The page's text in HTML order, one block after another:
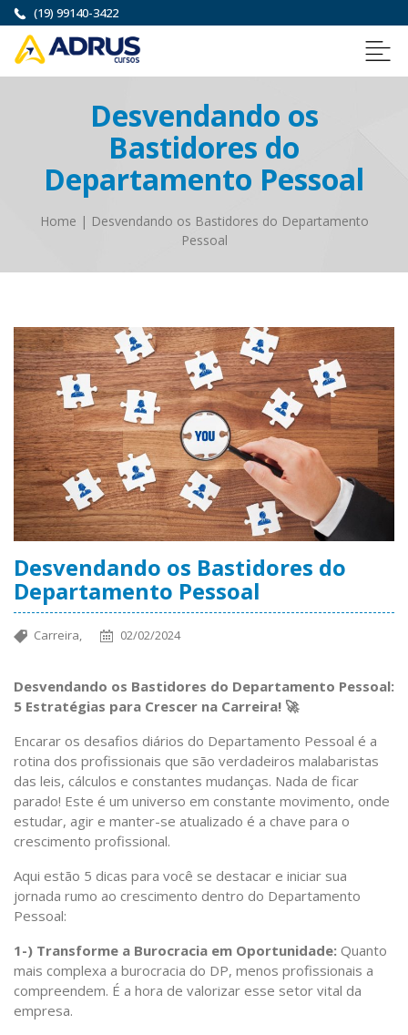
(19) 99140-3422
Desvendando os
Bastidores do
Departamento Pessoal
Home | Desvendando os Bastidores do Departamento
Pessoal
Desvendando os Bastidores do
Departamento Pessoal
Carreira, 02/02/2024
Desvendando os Bastidores do Departamento Pessoal:
5 Estratégias para Crescer na Carreira! 🚀
Encarar os desafios diários do Departamento Pessoal é a
rotina dos profissionais que são verdadeiros malabaristas
das leis, cálculos e constantes mudanças. Nada de ficar
parado! Este é um universo em constante movimento, onde
estudar, agir e manter-se atualizado é a chave para o
crescimento profissional.
Aqui estão 5 dicas para você se destacar e iniciar sua
jornada rumo ao crescimento dentro do Departamento
Pessoal:
1-) Transforme a Burocracia em Oportunidade: Quanto
mais complexa a burocracia do DP, menos profissionais a
compreendem. É a hora de valorizar esse setor vital da
empresa.